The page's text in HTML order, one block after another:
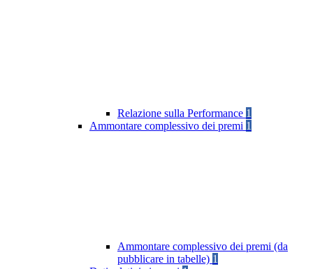
Relazione sulla Performance 1
Ammontare complessivo dei premi 1
Ammontare complessivo dei premi (da
pubblicare in tabelle) 1